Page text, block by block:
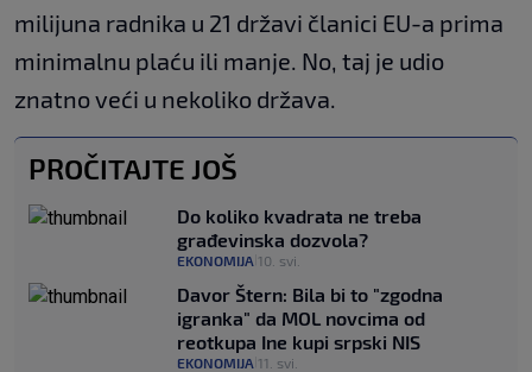
milijuna radnika u 21 državi članici EU-a prima
minimalnu plaću ili manje. No, taj je udio
znatno veći u nekoliko država.
PROČITAJTE JOŠ
Do koliko kvadrata ne treba
građevinska dozvola?
EKONOMIJA 10. svi.
Davor Štern: Bila bi to "zgodna
igranka" da MOL novcima od
reotkupa Ine kupi srpski NIS
EKONOMIJA 11. svi.